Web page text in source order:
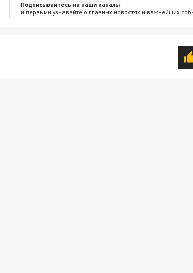
Подписывайтесь на наши каналы
и первыми узнавайте о главных новостях и важнейших